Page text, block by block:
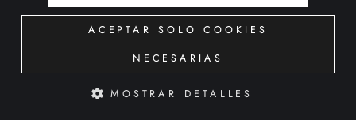
Alice AR
Metaverso
Inteligencia Artificial
ACEPTAR SOLO COOKIES
NECESARIAS
MOSTRAR DETALLES